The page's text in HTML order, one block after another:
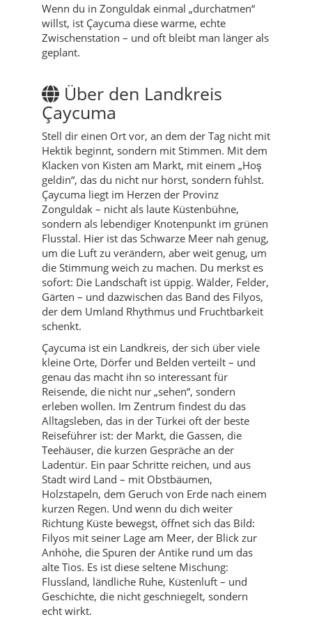
Wenn du in Zonguldak einmal „durchatmen“
willst, ist Çaycuma diese warme, echte
Zwischenstation – und oft bleibt man länger als
geplant.
Über den Landkreis
Çaycuma
Stell dir einen Ort vor, an dem der Tag nicht mit
Hektik beginnt, sondern mit Stimmen. Mit dem
Klacken von Kisten am Markt, mit einem „Hoş
geldin“, das du nicht nur hörst, sondern fühlst.
Çaycuma liegt im Herzen der Provinz
Zonguldak – nicht als laute Küstenbühne,
sondern als lebendiger Knotenpunkt im grünen
Flusstal. Hier ist das Schwarze Meer nah genug,
um die Luft zu verändern, aber weit genug, um
die Stimmung weich zu machen. Du merkst es
sofort: Die Landschaft ist üppig. Wälder, Felder,
Gärten – und dazwischen das Band des Filyos,
der dem Umland Rhythmus und Fruchtbarkeit
schenkt.
Çaycuma ist ein Landkreis, der sich über viele
kleine Orte, Dörfer und Belden verteilt – und
genau das macht ihn so interessant für
Reisende, die nicht nur „sehen“, sondern
erleben wollen. Im Zentrum findest du das
Alltagsleben, das in der Türkei oft der beste
Reiseführer ist: der Markt, die Gassen, die
Teehäuser, die kurzen Gespräche an der
Ladentür. Ein paar Schritte reichen, und aus
Stadt wird Land – mit Obstbäumen,
Holzstapeln, dem Geruch von Erde nach einem
kurzen Regen. Und wenn du dich weiter
Richtung Küste bewegst, öffnet sich das Bild:
Filyos mit seiner Lage am Meer, der Blick zur
Anhöhe, die Spuren der Antike rund um das
alte Tios. Es ist diese seltene Mischung:
Flussland, ländliche Ruhe, Küstenluft – und
Geschichte, die nicht geschniegelt, sondern
echt wirkt.